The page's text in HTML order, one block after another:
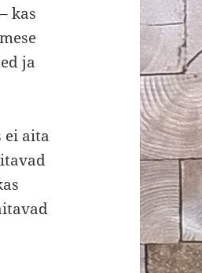
kas
ja
ei aita